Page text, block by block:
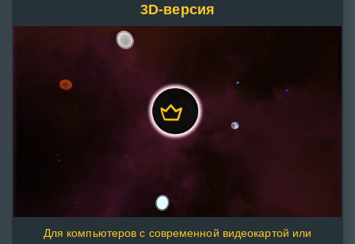
3D-версия
Для компьютеров с современной видеокартой или